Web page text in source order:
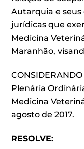
Autarquia e seus
jurídicas que
Medicina
Maranhão,
Plenária
Medicina
agosto de 2017.
RESOLVE: